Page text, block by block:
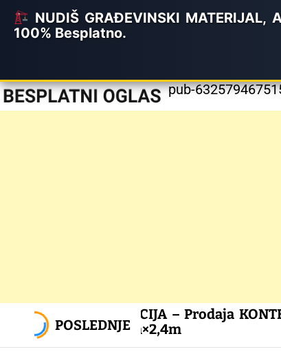
NUDIŠ GRAĐEVINSKI
100% Besplatno.
pub-
POSLEDNJE
AKCIJA – Prodaja KONTEJNERA
6m×2,4m